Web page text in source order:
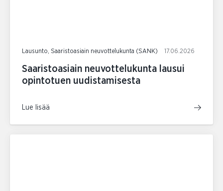
Lausunto, Saaristoasiain neuvottelukunta (SANK) 17.06.2026
Saaristoasiain neuvottelukunta lausui
opintotuen uudistamisesta
Lue lisää